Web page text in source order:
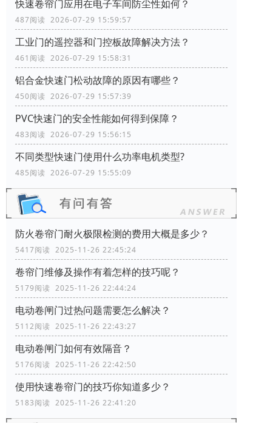
快速卷帘门应用在电子车间防尘性如何？
487阅读 2026-07-29 15:59:57
工业门的遥控器和门控板故障解决方法？
461阅读 2026-07-29 15:58:31
铝合金快速门松动故障的原因有哪些？
450阅读 2026-07-29 15:57:39
PVC快速门的安全性能如何得到保障？
483阅读 2026-07-29 15:56:15
不同类型快速门使用什么功率电机类型?
485阅读 2026-07-29 15:55:09
防火卷帘门耐火极限检测的费用大概是多少？
5417阅读 2025-11-26 22:45:24
卷帘门维修及操作有着怎样的技巧呢？
5179阅读 2025-11-26 22:44:24
电动卷闸门过热问题需要怎么解决？
5112阅读 2025-11-26 22:43:27
电动卷闸门如何有效隔音？
5176阅读 2025-11-26 22:42:50
使用快速卷帘门的技巧你知道多少？
5183阅读 2025-11-26 22:41:20